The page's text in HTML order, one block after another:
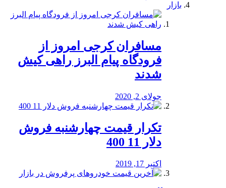
بازار
مسافران کرجی امروز از
فرودگاه پیام البرز راهی کیش
شدند
جولای 2, 2020
تکرار قیمت چهارشنبه فروش
دلار 11 400
اکتبر 17, 2019